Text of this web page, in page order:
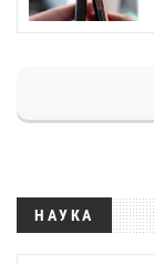
НАУКА